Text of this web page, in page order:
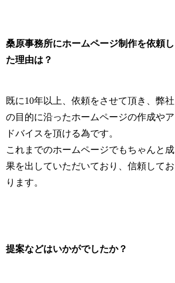
桑原事務所にホームページ制作を依頼し
た理由は？
既に10年以上、依頼をさせて頂き、弊社
の目的に沿ったホームページの作成やア
ドバイスを頂ける為です。
これまでのホームページでもちゃんと成
果を出していただいており、信頼してお
ります。
提案などはいかがでしたか？